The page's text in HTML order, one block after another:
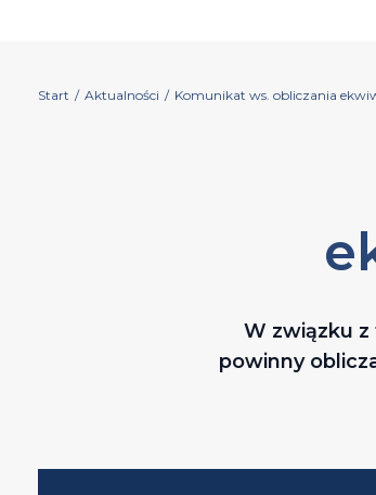
Start / Aktualności / Komunikat ws. obliczania
W związku
powinny